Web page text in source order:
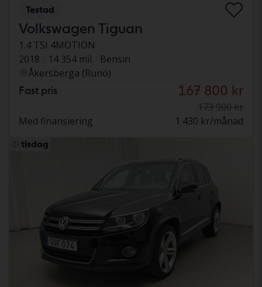
Testad
Volkswagen Tiguan
1.4 TSI 4MOTION
2018
14 354 mil
Bensin
Åkersberga (Runö)
Fast pris 167 800 kr
173 900 kr
Med finansiering
1 430 kr/månad
tisdag